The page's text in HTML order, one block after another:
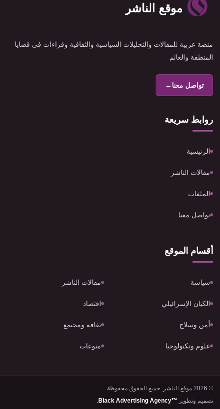
موقع الناشر
منصة عربية للمقالات والتحليلات السياسية والثقافية وقراءات في قضايا
المنطقة والعالم
تواصل معنا←
روابط سريعة
الرئيسية
مقالات الناشر
الملفات
تواصل معنا
أقسام الموقع
سياسة مقالات الناشر
الكيان الإسرائيلي اقتصاد
أمن وسلاح ثقافة ومجتمع
علوم وتكنولوجيا منوعات
© 2026 موقع الناشر. جميع الحقوق محفوظة.
تصميم وتطوير Black Advertising Agency™
.